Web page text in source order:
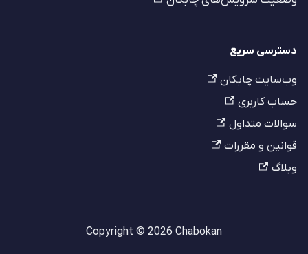
دسترسی سریع
وب‌سایت چابکان
حساب کاربری
سوالات متداول
قوانین و مقررات
وبلاگ
Copyright © 2026 Chabokan